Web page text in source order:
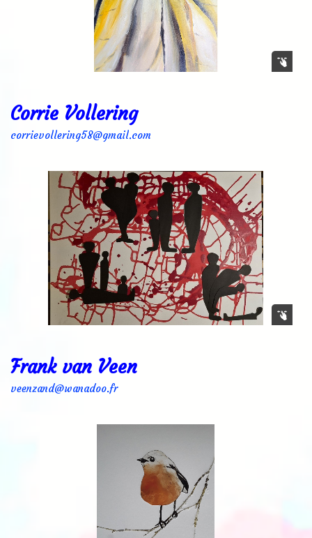
Corrie Vollering
corrievollering58@gmail.com
Frank van Veen
veenzand@wanadoo.fr